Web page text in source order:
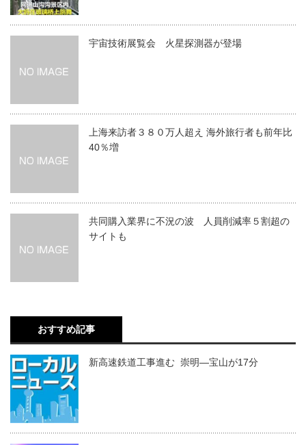
宇宙技術展覧会 火星探測器が登場
上海来訪者３８０万人超え 海外旅行者も前年比
40％増
共同購入業界に不況の波 人員削減率５割超の
サイトも
おすすめ記事
新高速鉄道工事進む 崇明―宝山が17分